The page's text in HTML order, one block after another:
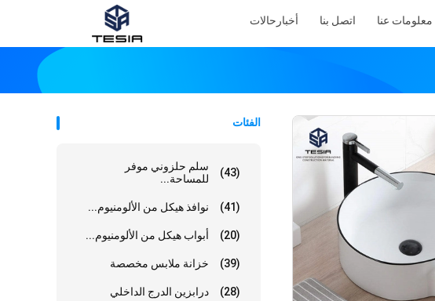
معلومات عنا اتصل بنا أخبار حالات
الفئات
سلم حلزوني موفر
للمساحة...
(43)
نوافذ هيكل من الألومنيوم... (41)
أبواب هيكل من الألومنيوم... (20)
خزانة ملابس مخصصة (39)
درابزين الدرج الداخلي (28)